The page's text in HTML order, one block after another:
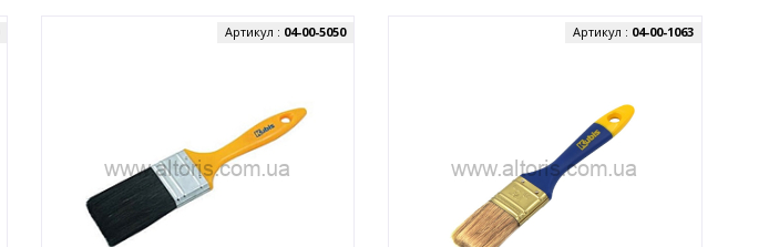
Артикул : 04-00-5050 Артикул : 04-00-1063